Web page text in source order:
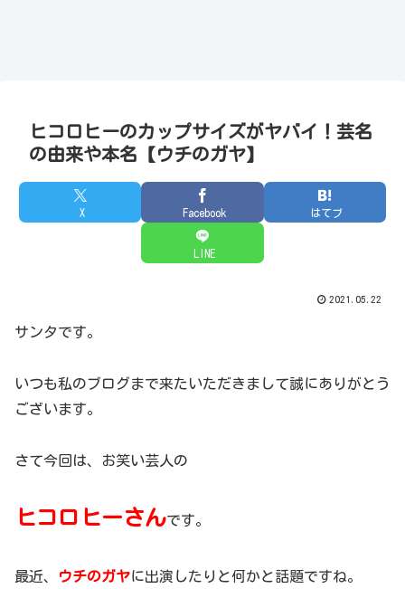
ヒコロヒーのカップサイズがヤバイ！芸名
の由来や本名【ウチのガヤ】
X Facebook はてブ
LINE
2021.05.22
サンタです。
いつも私のブログまで来たいただきまして誠にありがとう
ございます。
さて今回は、お笑い芸人の
ヒコロヒーさんです。
最近、 ウチのガヤに出演したりと何かと話題ですね。